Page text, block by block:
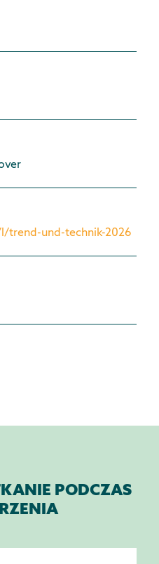
trend-und-technik-2026
PODCZAS